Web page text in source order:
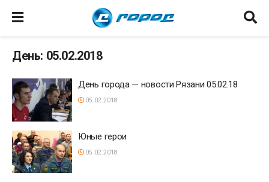
День: 05.02.2018
День города — новости Рязани 05.02.18
05.02.2018
Юные герои
05.02.2018